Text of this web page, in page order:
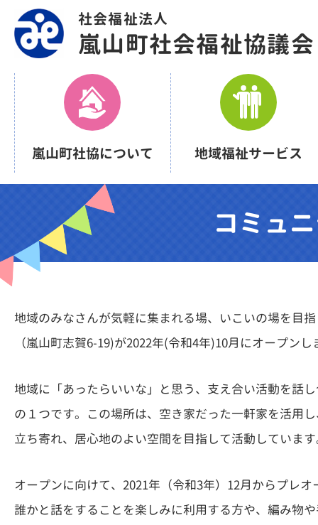
社会福祉法人
嵐山町社会福祉協議会
嵐山町社協について 地域福祉サービス
コミュ
地域のみなさんが気軽に集まれる場、いこいの場を目
（嵐山町志賀6-19)が2022年(令和4年)10月にオープンし
地域に「あったらいいな」と思う、支え合い活動を話
の１つです。この場所は、空き家だった一軒家を活用
立ち寄れ、居心地のよい空間を目指して活動していま
オープンに向けて、2021年（令和3年）12月からプレ
誰かと話をすることを楽しみに利用する方や、編み物